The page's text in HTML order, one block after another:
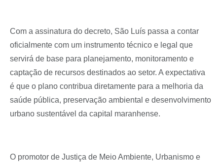
Com a assinatura do decreto, São Luís passa a contar
oficialmente com um instrumento técnico e legal que
servirá de base para planejamento, monitoramento e
captação de recursos destinados ao setor. A expectativa
é que o plano contribua diretamente para a melhoria da
saúde pública, preservação ambiental e desenvolvimento
urbano sustentável da capital maranhense.
O promotor de Justiça de Meio Ambiente, Urbanismo e